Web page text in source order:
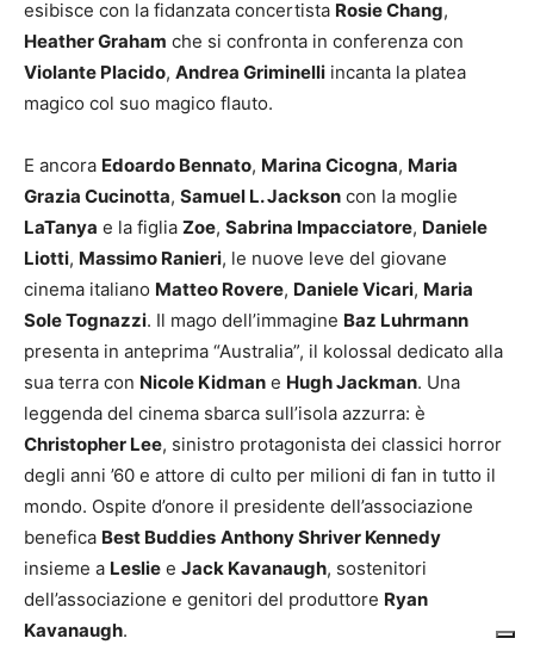
esibisce con la fidanzata concertista Rosie Chang,
Heather Graham che si confronta in conferenza con
Violante Placido, Andrea Griminelli incanta la platea
magico col suo magico flauto.
E ancora Edoardo Bennato, Marina Cicogna, Maria
Grazia Cucinotta, Samuel L. Jackson con la moglie
LaTanya e la figlia Zoe, Sabrina Impacciatore, Daniele
Liotti, Massimo Ranieri, le nuove leve del giovane
cinema italiano Matteo Rovere, Daniele Vicari, Maria
Sole Tognazzi. Il mago dell’immagine Baz Luhrmann
presenta in anteprima “Australia”, il kolossal dedicato alla
sua terra con Nicole Kidman e Hugh Jackman. Una
leggenda del cinema sbarca sull’isola azzurra: è
Christopher Lee, sinistro protagonista dei classici horror
degli anni ’60 e attore di culto per milioni di fan in tutto il
mondo. Ospite d’onore il presidente dell’associazione
benefica Best Buddies Anthony Shriver Kennedy
insieme a Leslie e Jack Kavanaugh, sostenitori
dell’associazione e genitori del produttore Ryan
Kavanaugh.